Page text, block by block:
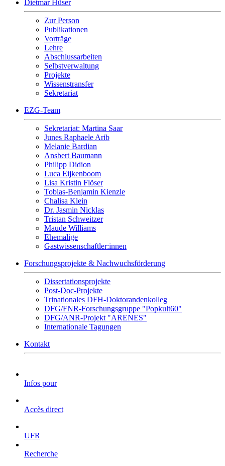
Dietmar Hüser
Zur Person
Publikationen
Vorträge
Lehre
Abschlussarbeiten
Selbstverwaltung
Projekte
Wissenstransfer
Sekretariat
EZG-Team
Sekretariat: Martina Saar
Junes Raphaele Arib
Melanie Bardian
Ansbert Baumann
Philipp Didion
Luca Eijkenboom
Lisa Kristin Flöser
Tobias-Benjamin Kienzle
Chalisa Klein
Dr. Jasmin Nicklas
Tristan Schweitzer
Maude Williams
Ehemalige
Gastwissenschaftler:innen
Forschungsprojekte & Nachwuchsförderung
Dissertationsprojekte
Post-Doc-Projekte
Trinationales DFH-Doktorandenkolleg
DFG/FNR-Forschungsgruppe "Popkult60"
DFG/ANR-Projekt "ARENES"
Internationale Tagungen
Kontakt
Infos pour
Accès direct
UFR
Recherche